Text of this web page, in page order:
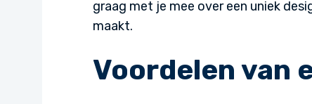
graag met je mee over een uniek
maakt.
Voordelen van